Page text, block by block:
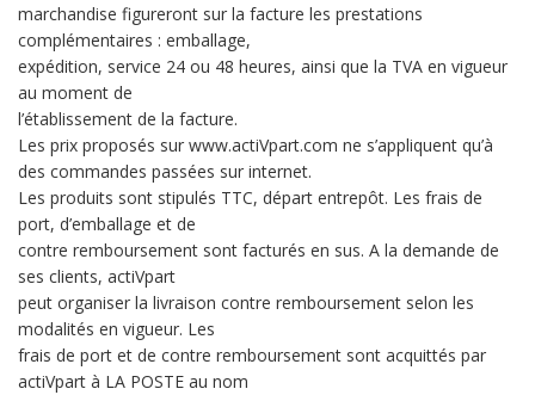
marchandise figureront sur la facture les prestations
complémentaires : emballage,
expédition, service 24 ou 48 heures, ainsi que la TVA en vigueur
au moment de
l’établissement de la facture.
Les prix proposés sur www.actiVpart.com ne s’appliquent qu’à
des commandes passées sur internet.
Les produits sont stipulés TTC, départ entrepôt. Les frais de
port, d’emballage et de
contre remboursement sont facturés en sus. A la demande de
ses clients, actiVpart
peut organiser la livraison contre remboursement selon les
modalités en vigueur. Les
frais de port et de contre remboursement sont acquittés par
actiVpart à LA POSTE au nom